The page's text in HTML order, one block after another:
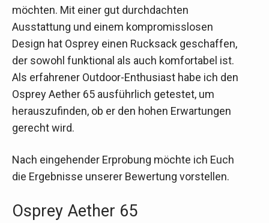
möchten. Mit einer gut durchdachten
Ausstattung und einem kompromisslosen
Design hat Osprey einen Rucksack geschaffen,
der sowohl funktional als auch komfortabel ist.
Als erfahrener Outdoor-Enthusiast habe ich den
Osprey Aether 65 ausführlich getestet, um
herauszufinden, ob er den hohen Erwartungen
gerecht wird.
Nach eingehender Erprobung möchte ich Euch
die Ergebnisse unserer Bewertung vorstellen.
Osprey Aether 65